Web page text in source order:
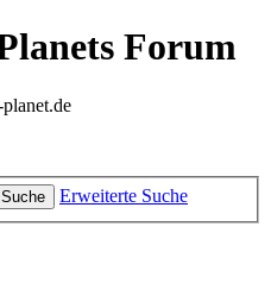
Forum
Suche Erweiterte Suche